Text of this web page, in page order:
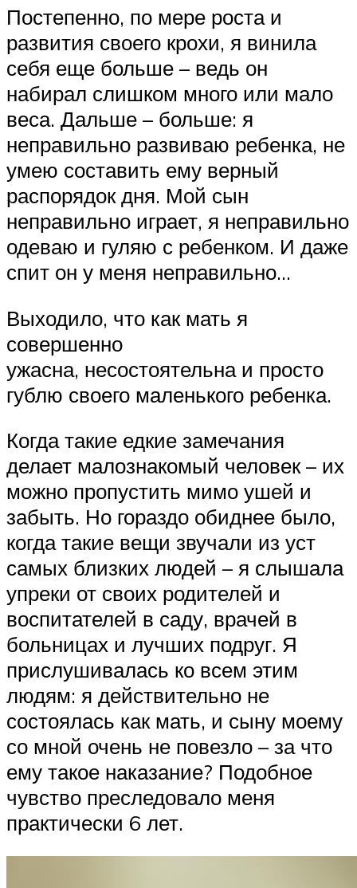
Постепенно, по мере роста и
развития своего крохи, я винила
себя еще больше – ведь он
набирал слишком много или мало
веса. Дальше – больше: я
неправильно развиваю ребенка, не
умею составить ему верный
распорядок дня. Мой сын
неправильно играет, я неправильно
одеваю и гуляю с ребенком. И даже
спит он у меня неправильно…
Выходило, что как мать я
совершенно
ужасна, несостоятельна и просто
гублю своего маленького ребенка.
Когда такие едкие замечания
делает малознакомый человек – их
можно пропустить мимо ушей и
забыть. Но гораздо обиднее было,
когда такие вещи звучали из уст
самых близких людей – я слышала
упреки от своих родителей и
воспитателей в саду, врачей в
больницах и лучших подруг. Я
прислушивалась ко всем этим
людям: я действительно не
состоялась как мать, и сыну моему
со мной очень не повезло – за что
ему такое наказание? Подобное
чувство преследовало меня
практически 6 лет.